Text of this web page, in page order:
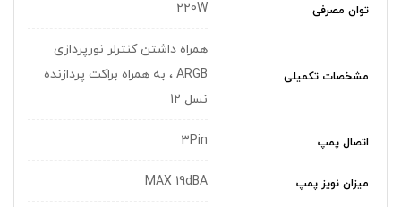
توان مصرفی 220W
مشخصات تکمیلی
همراه داشتن کنترلر نورپردازی
ARGB ، به همراه براکت پردازنده
نسل 12
اتصال پمپ 3Pin
میزان نویز پمپ MAX 19dBA